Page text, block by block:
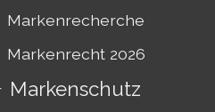
Markenrecherche
Markenrecht 2026
Markenschutz